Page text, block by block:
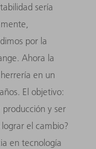
sería
por la
Ahora la
en un
El objetivo:
producción y ser
el cambio?
en tecnología